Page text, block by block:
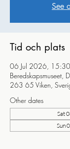
See
Tid och plats
06 Jul 2026,
Beredskapsmuseet,
263 65 Viken,
Other dates
Sat
Sun